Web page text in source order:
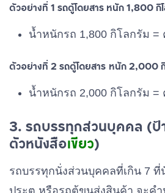
3,001 – 3,500
4,001 – 4,500
5,001 – 6,000
6,001 – 7,000
ตัวอย่างที่ 1 รถตู้โดยสาร หนัก 1,800 กิ
น้ำหนักรถ 1,800 กิโลกรัม =
ตัวอย่างที่ 2 รถตู้โดยสาร หนัก 2,000
น้ำหนักรถ 2,000 กิโลกรัม =
3. รถบรรทุกส่วนบุคคล (ป้
ตัวหนังสือเขียว)
รถบรรทุกนั่งส่วนบุคคลที่เกิน 7 ที่
ประตู หรือรถตู้ขนส่งสินค้า จะค